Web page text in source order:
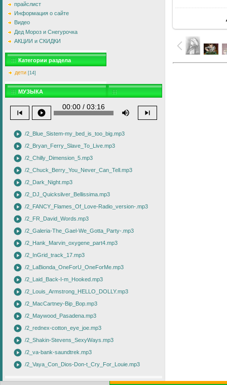
прайслист
Информация о сайте
Видео
Дед Мороз и Снегурочка
АКЦИИ и СКИДКИ
Категории раздела
дети [14]
МУЗЫКА
skip_previous play_circle
00:00 / 03:16
volume_up skip_next
play_circle /2_Blue_Sistem-my_bed_is_too_big.mp3
play_circle /2_Bryan_Ferry_Slave_To_Live.mp3
play_circle /2_Chilly_Dimension_5.mp3
play_circle /2_Chuck_Berry_You_Never_Can_Tell.mp3
play_circle /2_Dark_Night.mp3
play_circle /2_DJ_Quicksilver_Bellissima.mp3
play_circle /2_FANCY_Flames_Of_Love-Radio_version-.mp3
play_circle /2_FR_David_Words.mp3
play_circle /2_Galeria-The_Gael-We_Gotta_Party-.mp3
play_circle /2_Hank_Marvin_oxygene_part4.mp3
play_circle /2_InGrid_track_17.mp3
play_circle /2_LaBionda_OneForU_OneForMe.mp3
play_circle /2_Laid_Back-I-m_Hooked.mp3
play_circle /2_Louis_Armstrong_HELLO_DOLLY.mp3
play_circle /2_MacCartney-Bip_Bop.mp3
play_circle /2_Maywood_Pasadena.mp3
play_circle /2_rednex-cotton_eye_joe.mp3
play_circle /2_Shakin-Stevens_SexyWays.mp3
play_circle /2_va-bank-saundtrek.mp3
play_circle /2_Vaya_Con_Dios-Don-t_Cry_For_Louie.mp3